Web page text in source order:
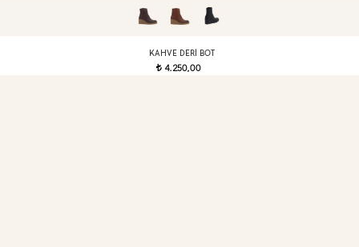
KAHVE DERI BOT
t 4.250,00